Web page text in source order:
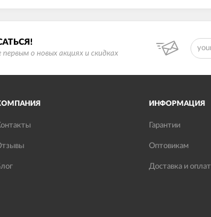
первым о новых акциях и скидках
ИНФОРМАЦИЯ
Гарантии
Оптовикам
Доставка и